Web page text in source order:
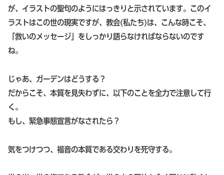
が、イラストの聖句のようにはっきりと示されています。このイ
ラストはこの世の現実ですが、教会(私たち)は、こんな時こそ、
「救いのメッセージ」をしっかり語らなければならないのです
ね。
じゃあ、ガーデンはどうする？
だからこそ、本質を見失わずに、以下のことを全力で注意して行
く。
もし、緊急事態宣言がなされたら？
気をつけつつ、福音の本質である交わりを死守する。